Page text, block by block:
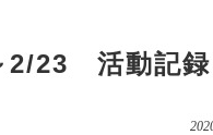
2/23 活動記